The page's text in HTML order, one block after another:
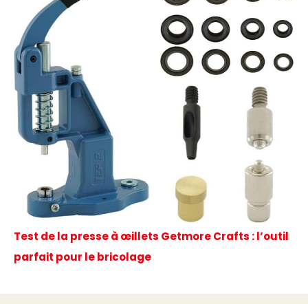
Test de la presse à œillets Getmore Crafts : l’outil
parfait pour le bricolage